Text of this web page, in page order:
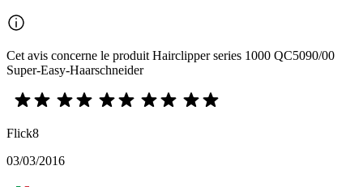
Cet avis concerne le produit Hairclipper series 1000 QC5090/00
Super-Easy-Haarschneider
Flick8
03/03/2016